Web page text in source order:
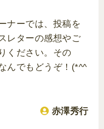
ナーでは、投稿を
レターの感想やご
ください。その
んでもどうぞ！(*^^
赤澤秀行